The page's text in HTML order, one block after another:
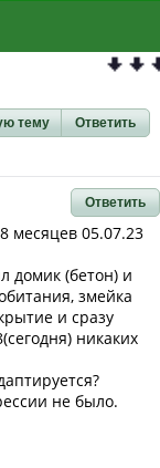
тему Ответить
Ответить
месяцев 05.07.23
домик (бетон) и
змейка
и сразу
никаких
не было.